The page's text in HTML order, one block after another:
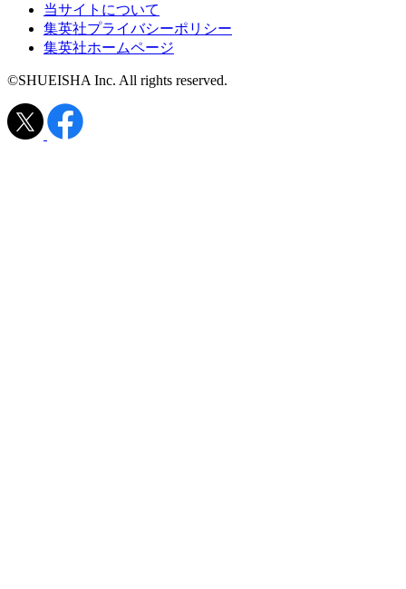
当サイトについて
集英社プライバシーポリシー
集英社ホームページ
©SHUEISHA Inc. All rights reserved.